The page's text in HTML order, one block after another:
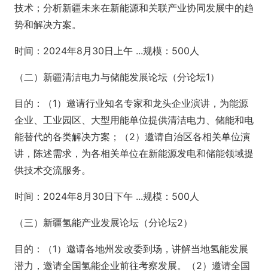
技术；分析新疆未来在新能源和关联产业协同发展中的趋
势和解决方案。
时间：2024年8月30日上午 ...规模：500人
（二）新疆清洁电力与储能发展论坛（分论坛1）
目的：（1）邀请行业知名专家和龙头企业演讲，为能源
企业、工业园区、大型用能单位提供清洁电力、储能和电
能替代的各类解决方案；（2）邀请自治区各相关单位演
讲，陈述需求，为各相关单位在新能源发电和储能领域提
供技术交流服务。
时间：2024年8月30日下午 ...规模：500人
（三）新疆氢能产业发展论坛（分论坛2）
目的：（1）邀请各地州发改委到场，讲解当地氢能发展
潜力，邀请全国氢能企业前往考察发展。（2）邀请全国